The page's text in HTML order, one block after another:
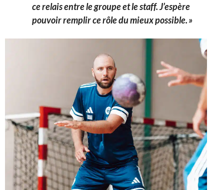
ce relais entre le groupe et le staff. J’espère
pouvoir remplir ce rôle du mieux possible. »